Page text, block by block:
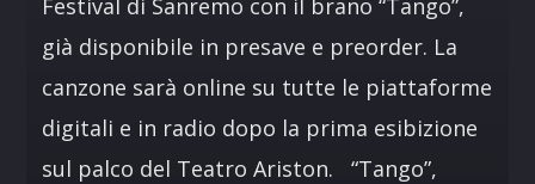
già disponibile in presave e preorder. La
canzone sarà online su tutte le piattaforme
digitali e in radio dopo la prima esibizione
sul palco del Teatro Ariston. “Tango”,